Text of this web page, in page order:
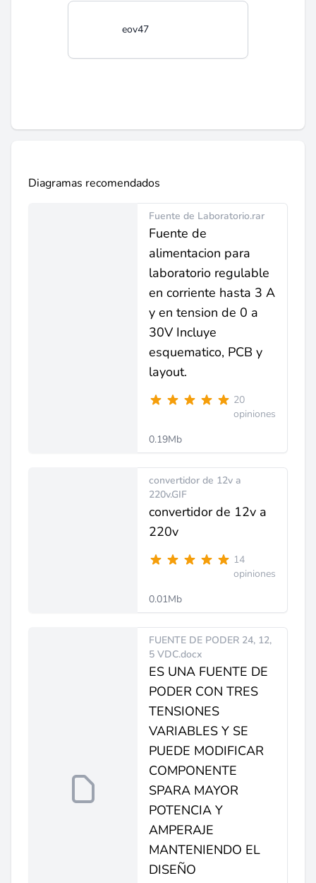
eov47
Diagramas recomendados
Fuente de Laboratorio.rar
Fuente de
alimentacion para
laboratorio regulable
en corriente hasta 3 A
y en tension de 0 a
30V Incluye
esquematico, PCB y
layout.
20
opiniones
0.19Mb
convertidor de 12v a
220v.GIF
convertidor de 12v a
220v
14
opiniones
0.01Mb
FUENTE DE PODER 24, 12,
5 VDC.docx
ES UNA FUENTE DE
PODER CON TRES
TENSIONES
VARIABLES Y SE
PUEDE MODIFICAR
COMPONENTE
SPARA MAYOR
POTENCIA Y
AMPERAJE
MANTENIENDO EL
DISEÑO